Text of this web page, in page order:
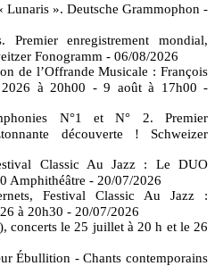
». Deutsche Grammophon -
enregistrement mondial,
Fonogramm - 06/08/2026
de l’Offrande Musicale : François
à 20h00 - 9 août à 17h00 -
N°1 et N° 2. Premier
découverte ! Schweizer
Classic Au Jazz : Le DUO
Amphithéâtre - 20/07/2026
Festival Classic Au Jazz :
à 20h30 - 20/07/2026
concerts le 25 juillet à 20 h et le 26
Ébullition - Chants contemporains